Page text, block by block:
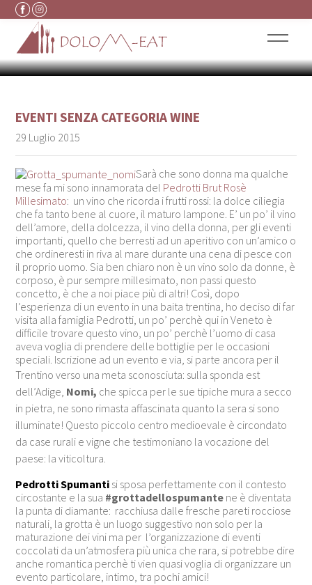
Vai al contenuto
PEDROTTI, LA GROTTA DI
NOMI
EVENTI SENZA CATEGORIAWINE
29 Luglio 2015
Sarà che sono donna ma qualche
mese fa mi sono innamorata del Pedrotti Brut Rosè
Millesimato: un vino che ricorda i frutti rossi: la dolce ciliegia
che fa tanto bene al cuore, il maturo lampone. E’ un po’ il vino
dell’amore, della dolcezza, il vino della donna, per gli eventi
importanti, quello che berresti ad un aperitivo con un’amico o
che ordineresti in riva al mare durante una cena di pesce con
il proprio uomo. Sia ben chiaro non è un vino solo da donne, è
corposo, è pur sempre millesimato, non passi questo
concetto, è che a noi piace più di altri! Così, dopo
l’esperienza di un evento in una baita trentina, ho deciso di far
visita alla famiglia Pedrotti, un po’ perchè qui in Veneto è
difficile trovare questo vino, un po’ perchè l’uomo di casa
aveva voglia di prendere delle bottiglie per le occasioni
speciali. Iscrizione ad un evento e via, si parte ancora per il
Trentino verso una meta sconosciuta: sulla sponda est
dell’Adige, Nomi, che spicca per le sue tipiche mura a secco
in pietra, ne sono rimasta affascinata quanto la sera si sono
illuminate! Questo piccolo centro medioevale è circondato
da case rurali e vigne che testimoniano la vocazione del
paese: la viticoltura.
Pedrotti Spumanti si sposa perfettamente con il contesto
circostante e la sua #grottadellospumante ne è diventata
la punta di diamante: racchiusa dalle fresche pareti rocciose
naturali, la grotta è un luogo suggestivo non solo per la
maturazione dei vini ma per l’organizzazione di eventi
coccolati da un’atmosfera più unica che rara, si potrebbe dire
anche romantica perchè ti vien quasi voglia di organizzare un
evento particolare, intimo, tra pochi amici!